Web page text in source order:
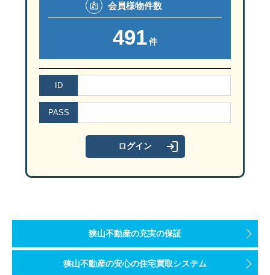
会員様物件数
491件
ID
PASS
狭山不動産の充実の保証
狭山不動産の安心の住宅買取システム